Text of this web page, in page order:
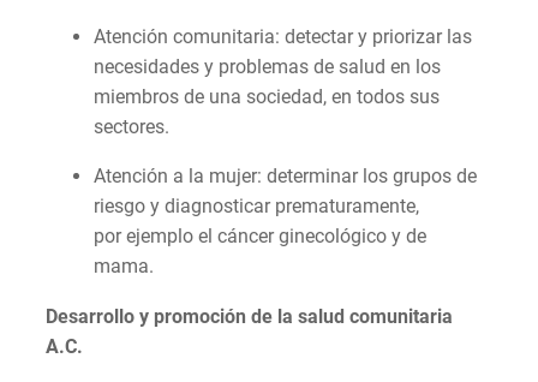
Atención comunitaria: detectar y priorizar las
necesidades y problemas de salud en los
miembros de una sociedad, en todos sus
sectores.
Atención a la mujer: determinar los grupos de
riesgo y diagnosticar prematuramente,
por ejemplo el cáncer ginecológico y de
mama.
Desarrollo y promoción de la salud comunitaria
A.C.